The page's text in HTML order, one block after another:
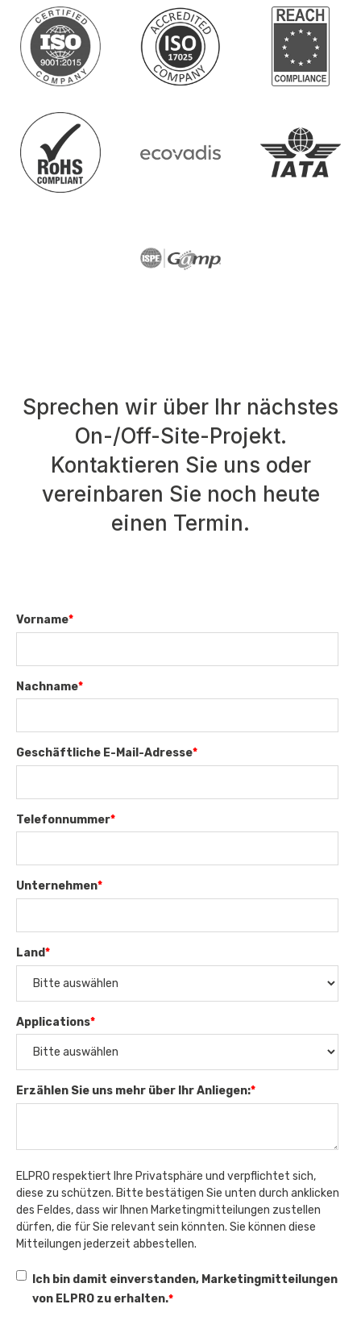
Sprechen wir über Ihr nächstes
On-/Off-Site-Projekt.
Kontaktieren Sie uns oder
vereinbaren Sie noch heute
einen Termin.
Vorname*
Nachname*
Geschäftliche E-Mail-Adresse*
Telefonnummer*
Unternehmen*
Land*
Applications*
Erzählen Sie uns mehr über Ihr Anliegen:*
ELPRO respektiert Ihre Privatsphäre und verpflichtet sich,
diese zu schützen. Bitte bestätigen Sie unten durch anklicken
des Feldes, dass wir Ihnen Marketingmitteilungen zustellen
dürfen, die für Sie relevant sein könnten. Sie können diese
Mitteilungen jederzeit abbestellen.
Ich bin damit einverstanden, Marketingmitteilungen
von ELPRO zu erhalten.*